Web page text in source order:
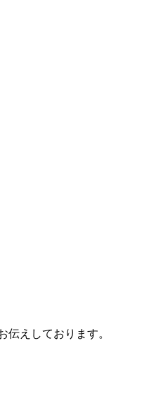
伝えしております。